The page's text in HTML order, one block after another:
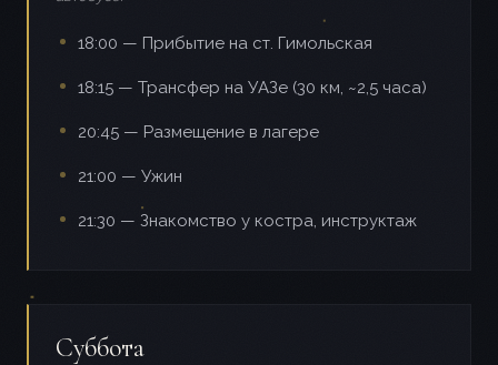
18:00 — Прибытие на ст. Гимольская
18:15 — Трансфер на УАЗе (30 км, ~2,5 часа)
20:45 — Размещение в лагере
21:00 — Ужин
21:30 — Знакомство у костра, инструктаж
Суббота